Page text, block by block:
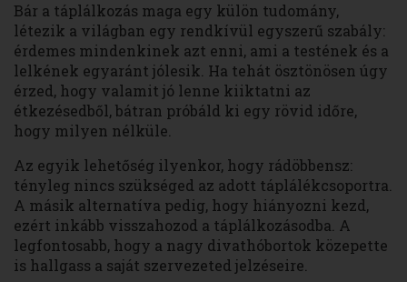
Bár a táplálkozás maga egy külön tudomány,
létezik a világban egy rendkívül egyszerű szabály:
érdemes mindenkinek azt enni, ami a testének és a
lelkének egyaránt jólesik. Ha tehát ösztönösen úgy
érzed, hogy valamit jó lenne kiiktatni az
étkezésedből, bátran próbáld ki egy rövid időre,
hogy milyen nélküle.
Az egyik lehetőség ilyenkor, hogy rádöbbensz:
tényleg nincs szükséged az adott táplálékcsoportra.
A másik alternatíva pedig, hogy hiányozni kezd,
ezért inkább visszahozod a táplálkozásodba. A
legfontosabb, hogy a nagy divathóbortok közepette
is hallgass a saját szervezeted jelzéseire.